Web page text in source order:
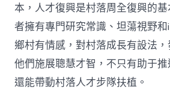
本，人才復興是村落周全復興的
者擁有專門研究常識、坦蕩視野
鄉村有情感，對村落成長有設法
他們施展聰慧才智，不只有助于推
還能帶動村落人才步隊扶植。